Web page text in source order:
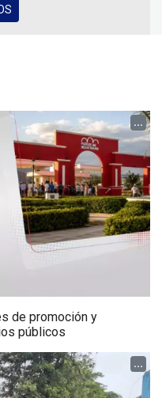
...
de promoción y
públicos
...